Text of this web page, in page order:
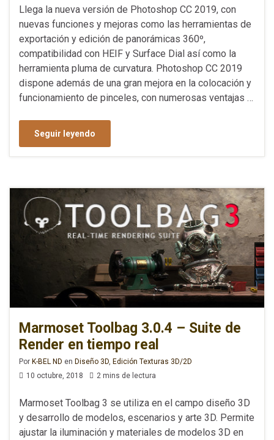
Llega la nueva versión de Photoshop CC 2019, con
nuevas funciones y mejoras como las herramientas de
exportación y edición de panorámicas 360º,
compatibilidad con HEIF y Surface Dial así como la
herramienta pluma de curvatura. Photoshop CC 2019
dispone además de una gran mejora en la colocación y
funcionamiento de pinceles, con numerosas ventajas …
Seguir leyendo
Marmoset Toolbag 3.0.4 – Suite de
Render en tiempo real
Por K-BEL ND en Diseño 3D, Edición Texturas 3D/2D
10 octubre, 2018
2 mins de lectura
Marmoset Toolbag 3 se utiliza en el campo diseño 3D
y desarrollo de modelos, escenarios y arte 3D. Permite
ajustar la iluminación y materiales de modelos 3D en